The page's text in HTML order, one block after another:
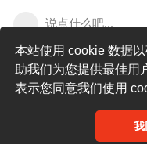
本站使用 cookie 数据
助我们为您提供最佳用
表示您同意我们使用
我
说点什么吧...